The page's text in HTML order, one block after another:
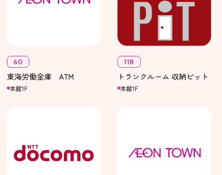
60
東海労働金庫 ATM
本館1F
118
トランクルーム 収納ピット
本館1F